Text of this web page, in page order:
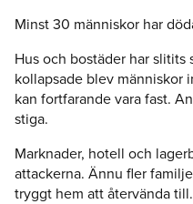
Minst 30 människor har
Hus och bostäder har slitits
kollapsade blev människor
kan fortfarande vara fast.
stiga.
Marknader, hotell och
attackerna. Ännu fler
tryggt hem att återvända till.